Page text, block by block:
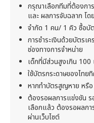
กรุณาเลือกทีมที่ต้องกา
และ ผลการจับฉลาก โ
จำกัด 1 คน/ 1 คิว ซื้อบัต
การชำระเงินด้วยบัตร
ช่องทางการจำหน่าย
เด็กที่มีส่วนสูงเกิน 100
ใช้บัตรกระดาษของไทย
หากทำบัตรสูญหาย หรื
ต้องรอผลการแข่งขัน
เลือกแล้ว ต้องรอผลกา
ผ่านเว็บไซต์